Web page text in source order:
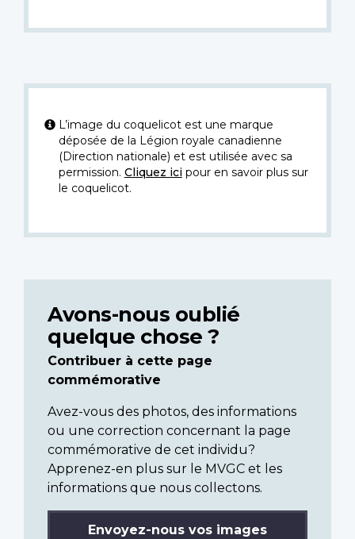
L’image du coquelicot est une marque
déposée de la Légion royale canadienne
(Direction nationale) et est utilisée avec sa
permission. Cliquez icipour en savoir plus sur
le coquelicot.
Avons-nous oublié
quelque chose ?
Contribuer à cette page
commémorative
Avez-vous des photos, des informations
ou une correction concernant la page
commémorative de cet individu?
Apprenez-en plus sur le MVGC et les
informations que nous collectons.
Envoyez-nous vos images